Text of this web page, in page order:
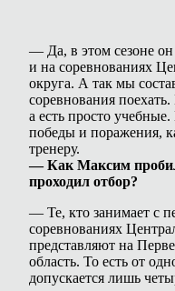
— Да, в этом сезоне
и на соревнованиях
округа. А так мы
соревнования
а есть просто
победы и поражения,
тренеру.
—Как Максим
проходил отбор?
— Те, кто занимает с
соревнованиях
представляют на
область. То есть от
допускается лишь